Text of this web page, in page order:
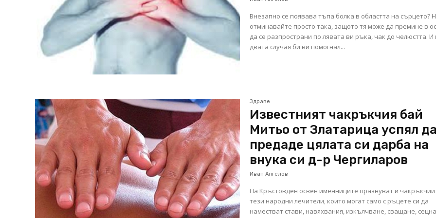
Внезапно се появава тъпа болка в областта на сърцето?
отминавайте просто така, защото тя може да премине в
да се разпространи по лявата ви ръка, чак до челюстта. И
двата случая би ви помогнал...
Здраве
Известният чакръкчия бай
Митьо от Златарица успял да
предаде цялата си дарба на
внука си д-р Чергиларов
Иван Ангелов
На Кръстовден освен именниците празнуват и
тези народни лечители, които могат само с ръцете си да
наместват стави, навяхвания, изкълчване, сващане,